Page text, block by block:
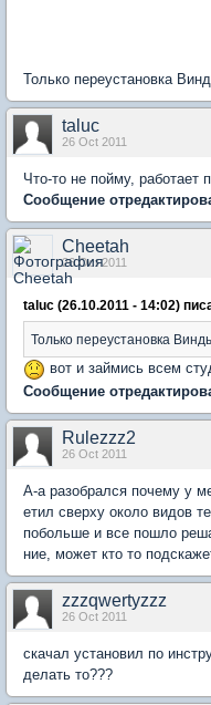
Только переустановка
taluc
26 Oct 2011
Что-то не пойму, работает
Сообщение
Cheetah
26 Oct 2011
taluc (26.10.2011 - 14:02)
Только переустановка
вот и займись всем
Сообщение
Rulezzz2
26 Oct 2011
А-а разобрался почему у
етил сверху около видов
побольше и все пошло
ние, может кто то
zzzqwertyzzz
26 Oct 2011
скачал установил по
делать то???